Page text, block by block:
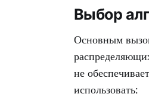
Выбор
Основным
не
использовать: